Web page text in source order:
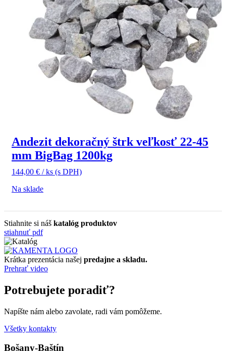
Andezit dekoračný štrk veľkosť 22-45
mm BigBag 1200kg
144,00 € / ks (s DPH)
Na sklade
Stiahnite si náš katalóg produktov
stiahnuť pdf
Krátka prezentácia našej predajne a skladu.
Prehrať video
Potrebujete poradiť?
Napíšte nám alebo zavolate, radi vám pomôžeme.
Všetky kontakty
Bošany-Baštín